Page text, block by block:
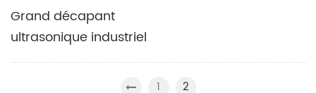
Grand décapant
ultrasonique industriel
de culasse du
1
2